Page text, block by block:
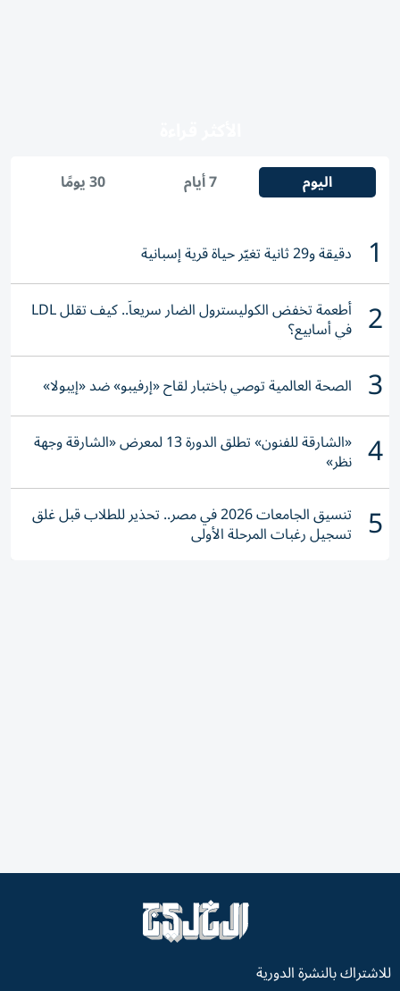
اليوم 7 أيام 30 يومًا
1 دقيقة و29 ثانية تغيّر حياة قرية إسبانية
2 أطعمة تخفض الكوليسترول الضار سريعاً.. كيف تقلل LDL
في أسابيع؟
3 الصحة العالمية توصي باختبار لقاح «إرفيبو» ضد «إيبولا»
4 «الشارقة للفنون» تطلق الدورة 13 لمعرض «الشارقة وجهة
نظر»
5 تنسيق الجامعات 2026 في مصر.. تحذير للطلاب قبل غلق
تسجيل رغبات المرحلة الأولى
للاشتراك بالنشرة الدورية